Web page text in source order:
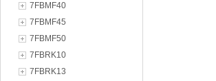
7FBMF40
7FBMF45
7FBMF50
7FBRK10
7FBRK13